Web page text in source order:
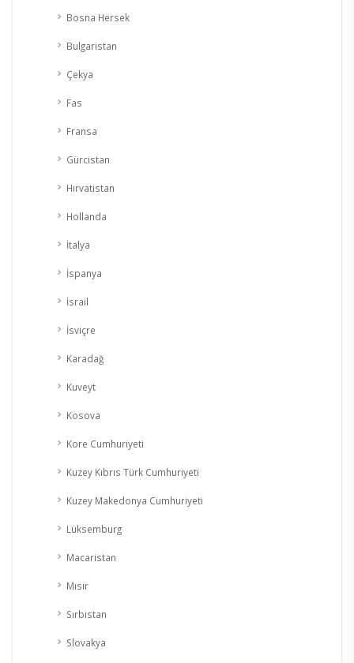
Bosna Hersek
Bulgaristan
Çekya
Fas
Fransa
Gürcistan
Hırvatistan
Hollanda
İtalya
İspanya
İsrail
İsviçre
Karadağ
Kuveyt
Kosova
Kore Cumhuriyeti
Kuzey Kıbrıs Türk Cumhuriyeti
Kuzey Makedonya Cumhuriyeti
Lüksemburg
Macaristan
Mısır
Sırbistan
Slovakya